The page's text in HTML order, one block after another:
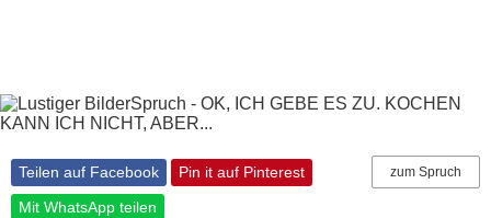
zum Spruch
Teilen auf Facebook
Pin it auf Pinterest
Mit WhatsApp teilen